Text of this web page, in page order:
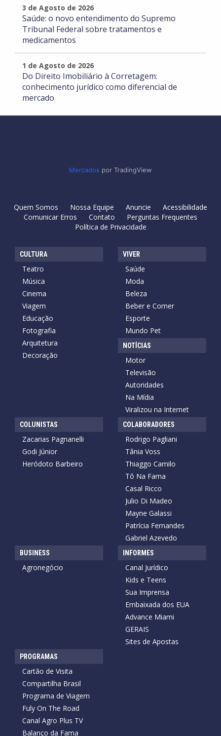
3 de Agosto de 2026
Saúde: o novo entendimento do Supremo
Tribunal Federal sobre tratamentos e
medicamentos
1 de Agosto de 2026
Do Direito Imobiliário à Corretagem:
conhecimento jurídico como diferencial de
mercado
Mercados por TradingView
Quem Somos Nossa Equipe Anuncie
Acessibilidade
Comunicar Erros
Contato
Perguntas Frequentes
Política de Privacidade
CULTURA
Teatro
Música
Cinema
Viagem
Educação
Fotografia
Arquitetura
Decoração
VIVER
Saúde
Moda
Beleza
Beber e Comer
Esporte
Mundo Pet
NOTÍCIAS
Motor
Televisão
Autoridades
Na Mídia
Viralizou na Internet
COLUNISTAS
Zacarias Pagnanelli
Godi Júnior
Heródoto Barbeiro
COLABORADORES
Rodrigo Pagliani
Tânia Voss
Thiaggo Camilo
Tô Na Fama
Casal Ricco
Julio Di Madeo
Mayne Galassi
Patrícia Fernandes
Gabriel Azevedo
BUSINESS
Agronegócio
INFORMES
Canal Jurídico
Kids e Teens
Sua Imprensa
Embaixada dos EUA
Advance Miami
GERAIS
Sites de Apostas
PROGRAMAS
Cartão de Visita
Compartilha Brasil
Programa de Viagem
Fuly On The Road
Canal Agro Plus TV
Balanço da Fama